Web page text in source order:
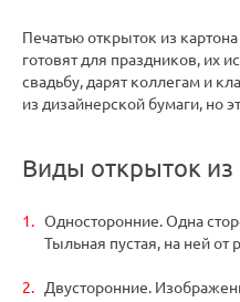
Печатью открыток из
готовят для праздников, их
свадьбу, дарят коллегам и
из дизайнерской бумаги, но
Виды открыток из
Односторонние. Одна
Тыльная пустая, на ней
Двусторонние.